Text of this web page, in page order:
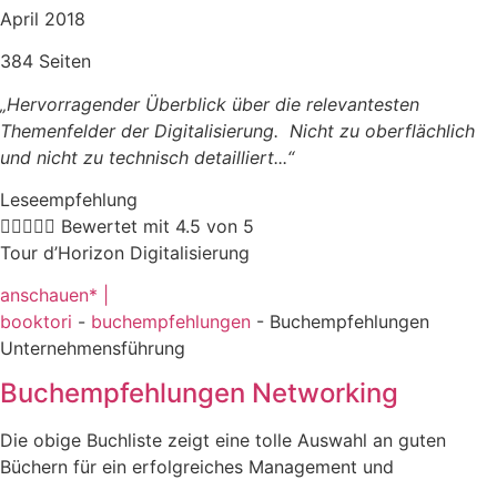
April 2018
384 Seiten
„Hervorragender Überblick über die relevantesten
Themenfelder der Digitalisierung. Nicht zu oberflächlich
und nicht zu technisch detailliert...“
Leseempfehlung
 Bewertet mit 4.5 von 5
Tour d’Horizon Digitalisierung
anschauen* |
booktori - buchempfehlungen - Buchempfehlungen
Unternehmensführung
Buchempfehlungen Networking
Die obige Buchliste zeigt eine tolle Auswahl an guten
Büchern für ein erfolgreiches Management und